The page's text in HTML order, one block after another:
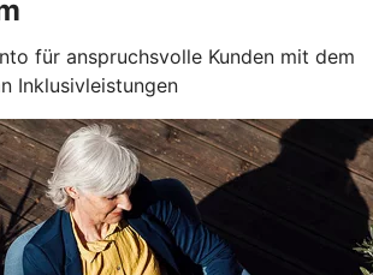
für anspruchsvolle Kunden mit dem
Inklusivleistungen